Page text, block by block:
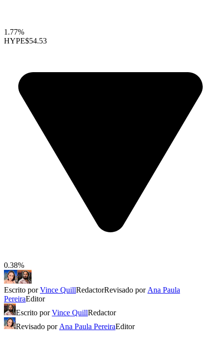
1.77%
HYPE$54.53
0.38%
Escrito porVince QuillRedactorRevisado por Ana Paula
PereiraEditor
Escrito porVince QuillRedactor
Revisado por Ana Paula PereiraEditor